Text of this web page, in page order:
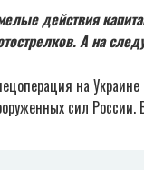
действия
А на
на
сил России.